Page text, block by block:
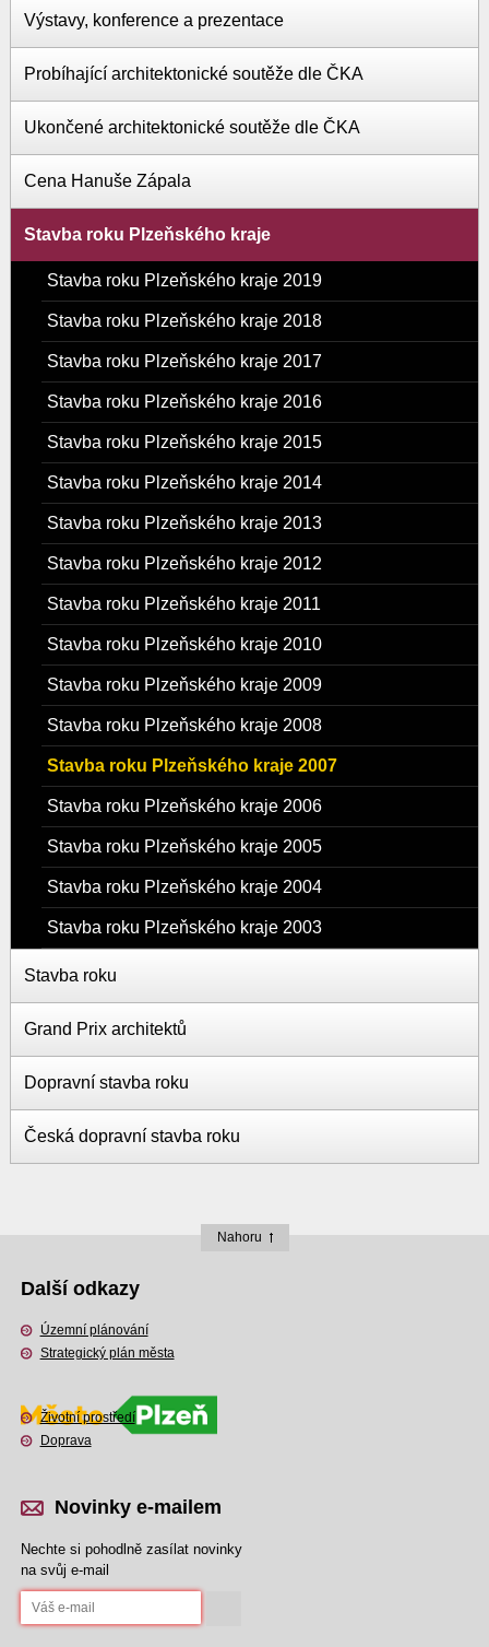
Výstavy, konference a prezentace
Probíhající architektonické soutěže dle ČKA
Ukončené architektonické soutěže dle ČKA
Cena Hanuše Zápala
Stavba roku Plzeňského kraje
Stavba roku Plzeňského kraje 2019
Stavba roku Plzeňského kraje 2018
Stavba roku Plzeňského kraje 2017
Stavba roku Plzeňského kraje 2016
Stavba roku Plzeňského kraje 2015
Stavba roku Plzeňského kraje 2014
Stavba roku Plzeňského kraje 2013
Stavba roku Plzeňského kraje 2012
Stavba roku Plzeňského kraje 2011
Stavba roku Plzeňského kraje 2010
Stavba roku Plzeňského kraje 2009
Stavba roku Plzeňského kraje 2008
Stavba roku Plzeňského kraje 2007
Stavba roku Plzeňského kraje 2006
Stavba roku Plzeňského kraje 2005
Stavba roku Plzeňského kraje 2004
Stavba roku Plzeňského kraje 2003
Stavba roku
Grand Prix architektů
Dopravní stavba roku
Česká dopravní stavba roku
Nahoru
Další odkazy
Územní plánování
Strategický plán města
Životní prostředí
Doprava
Novinky e-mailem
Nechte si pohodlně zasílat novinky
na svůj e-mail